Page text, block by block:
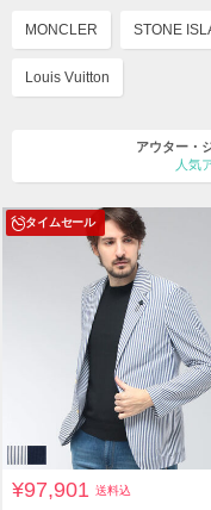
MONCLER STONE
Louis Vuitton
アウター・
人気
タイムセール
¥97,901送料込